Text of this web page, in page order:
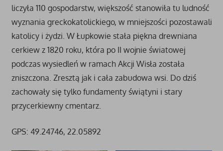
liczyła 110 gospodarstw, większość stanowiła tu ludność
wyznania greckokatolickiego, w mniejszości pozostawali
katolicy i żydzi. W Łupkowie stała piękna drewniana
cerkiew z 1820 roku, która po II wojnie światowej
podczas wysiedleń w ramach Akcji Wisła została
zniszczona. Zresztą jak i cała zabudowa wsi. Do dziś
zachowały się tylko fundamenty świątyni i stary
przycerkiewny cmentarz.
GPS: 49.24746, 22.05892